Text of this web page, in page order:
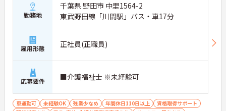
勤務地
千葉県 野田市 中里1564-2
東武野田線「川間駅」バス・車17分
雇用形態 正社員(正職員)
応募要件 ■介護福祉士 ※未経験可
車通勤可 未経験OK 残業少なめ 年間休日110日以上
資格取得サポート